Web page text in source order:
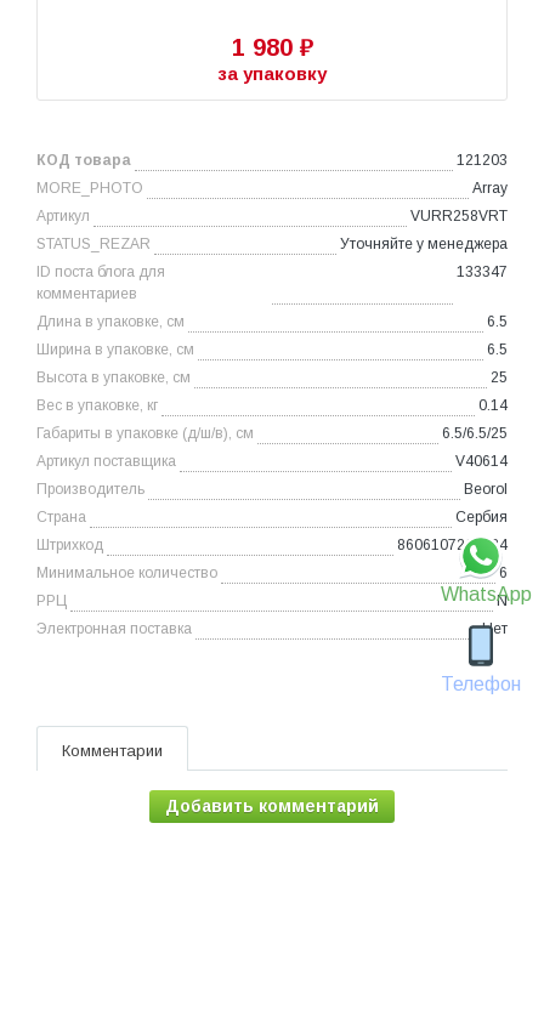
WhatsApp
Телефон
1 980 ₽
за упаковку
КОД товара
121203
MORE_PHOTO
Array
Артикул
VURR258VRT
STATUS_REZAR
Уточняйте у менеджера
ID поста блога для
комментариев
133347
Длина в упаковке, см
6.5
Ширина в упаковке, см
6.5
Высота в упаковке, см
25
Вес в упаковке, кг
0.14
Габариты в упаковке (д/ш/в), см
6.5/6.5/25
Артикул поставщика
V40614
Производитель
Beorol
Страна
Сербия
Штрихкод
8606107263434
Минимальное количество
6
РРЦ
N
Электронная поставка
Нет
Комментарии
Добавить комментарий